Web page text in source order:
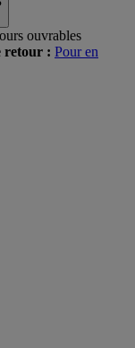
ouvrables
retour : Pour en